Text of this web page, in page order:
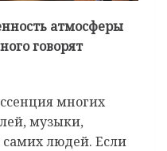
атмосферы
говорят
многих
музыки,
самих людей. Если